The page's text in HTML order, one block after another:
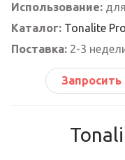
Использование:
Каталог: Tonalite
Поставка: 2-3
Запросить